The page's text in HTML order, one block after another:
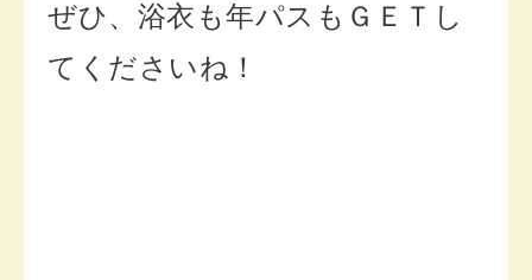
ぜひ、浴衣も年パスもＧＥＴし
てくださいね！